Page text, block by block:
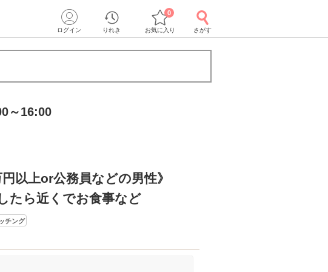
ログイン りれき お気に入り
0
さがす
～16:00
円以上or公務員などの男性》
たら近くでお食事など
チング